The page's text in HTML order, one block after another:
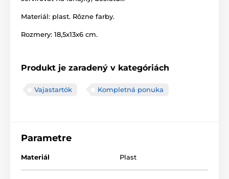
Materiál: plast. Rôzne farby.
Rozmery: 18,5x13x6 cm.
Produkt je zaradený v kategóriách
Vajastartók Kompletná ponuka
Parametre
Materiál Plast